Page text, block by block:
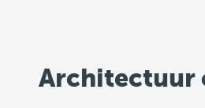
Architectuur